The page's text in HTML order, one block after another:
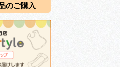
のご購入